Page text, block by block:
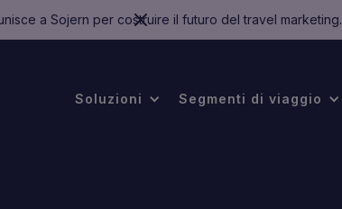
a Sojern per costruire il futuro del travel marketing.
Soluzioni Segmenti di viaggio